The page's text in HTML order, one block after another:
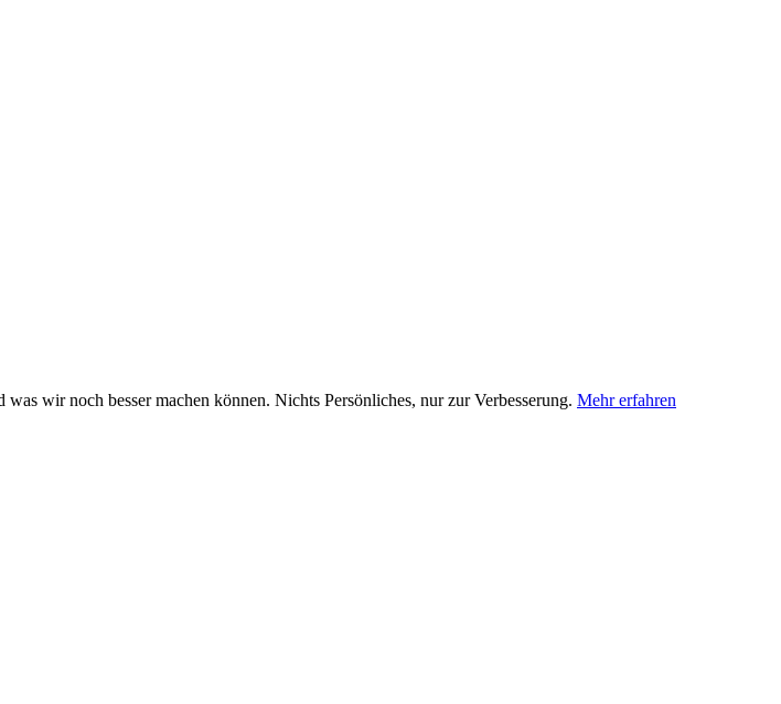
wir noch besser machen können. Nichts Persönliches, nur zur Verbesserung. Mehr erfahren